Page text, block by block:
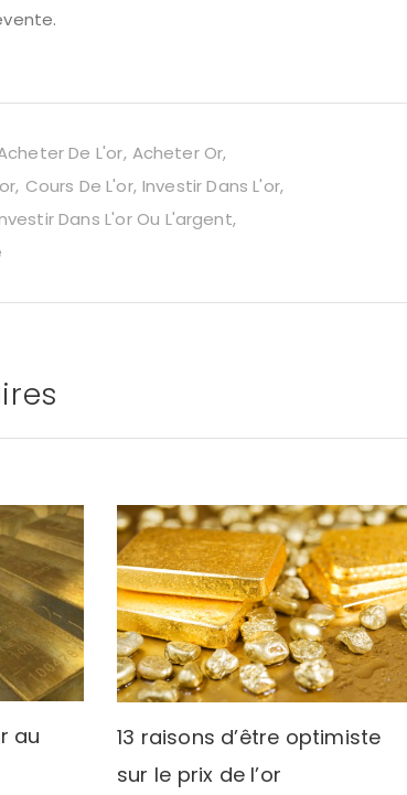
De L'or Acheter Or
Cours De L'or Investir Dans L'or
Dans L'or Ou L'argent
au
13 raisons d’être optimiste
sur le prix de l’or